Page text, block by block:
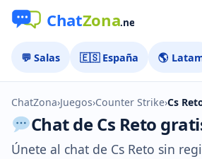
💬 Salas 🇪🇸 España 🌎
ChatZona›Juegos›Counter Strike›Cs
Chat de Cs Reto
Únete al chat de Cs Reto sin